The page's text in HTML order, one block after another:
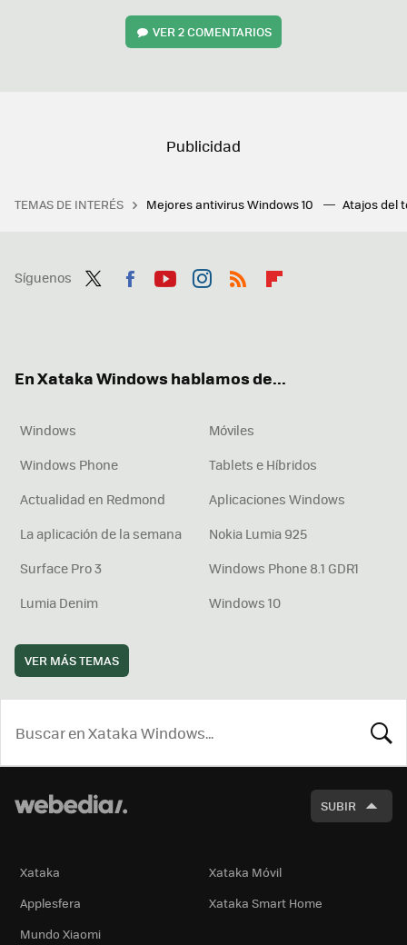
VER2 COMENTARIOS
TEMAS DE INTERÉS Mejores antivirus Windows 10 Atajos del
Síguenos
En Xataka Windows hablamos de...
Windows
Móviles
Windows Phone
Tablets e Híbridos
Actualidad en Redmond
Aplicaciones Windows
La aplicación de la semana
Nokia Lumia 925
Surface Pro 3
Windows Phone 8.1 GDR1
Lumia Denim
Windows 10
VER MÁS TEMAS
SUBIR
Xataka
Xataka Móvil
Applesfera
Xataka Smart Home
Mundo Xiaomi